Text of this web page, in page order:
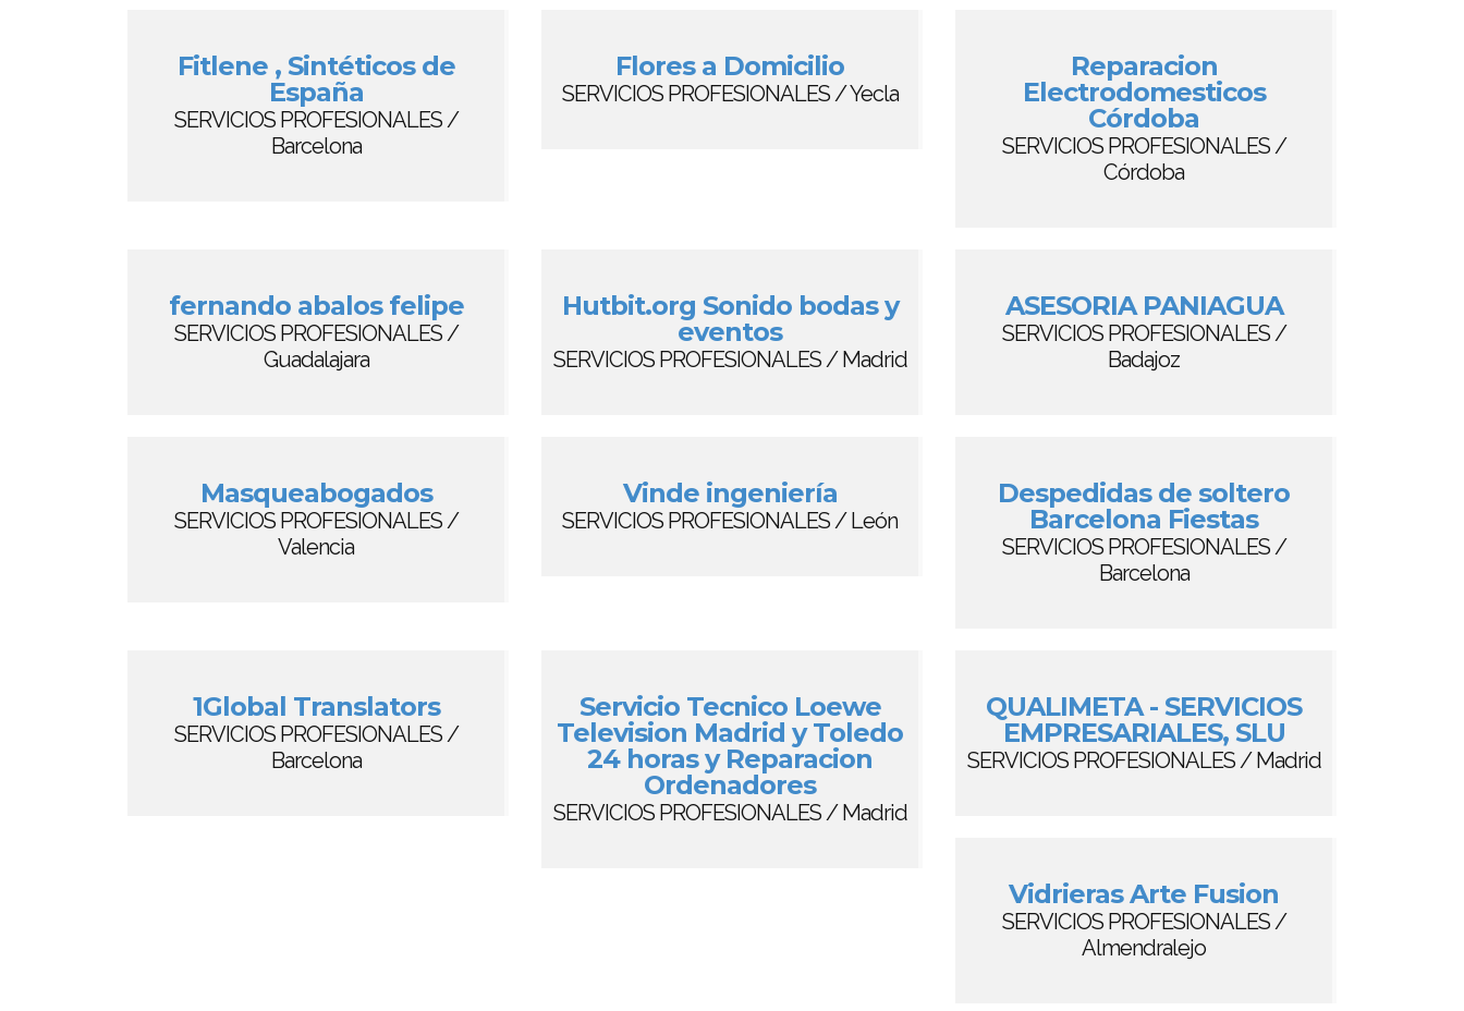
Fitlene , Sintéticos de
España
SERVICIOS PROFESIONALES /
Barcelona
Flores a Domicilio
SERVICIOS PROFESIONALES / Yecla
Reparacion
Electrodomesticos
Córdoba
SERVICIOS PROFESIONALES /
Córdoba
fernando abalos felipe
SERVICIOS PROFESIONALES /
Guadalajara
Hutbit.org Sonido bodas y
eventos
SERVICIOS PROFESIONALES / Madrid
ASESORIA PANIAGUA
SERVICIOS PROFESIONALES /
Badajoz
Masqueabogados
SERVICIOS PROFESIONALES /
Valencia
Vinde ingeniería
SERVICIOS PROFESIONALES / León
Despedidas de soltero
Barcelona Fiestas
SERVICIOS PROFESIONALES /
Barcelona
1Global Translators
SERVICIOS PROFESIONALES /
Barcelona
Servicio Tecnico Loewe
Television Madrid y Toledo
24 horas y Reparacion
Ordenadores
SERVICIOS PROFESIONALES / Madrid
QUALIMETA - SERVICIOS
EMPRESARIALES, SLU
SERVICIOS PROFESIONALES / Madrid
Vidrieras Arte Fusion
SERVICIOS PROFESIONALES /
Almendralejo